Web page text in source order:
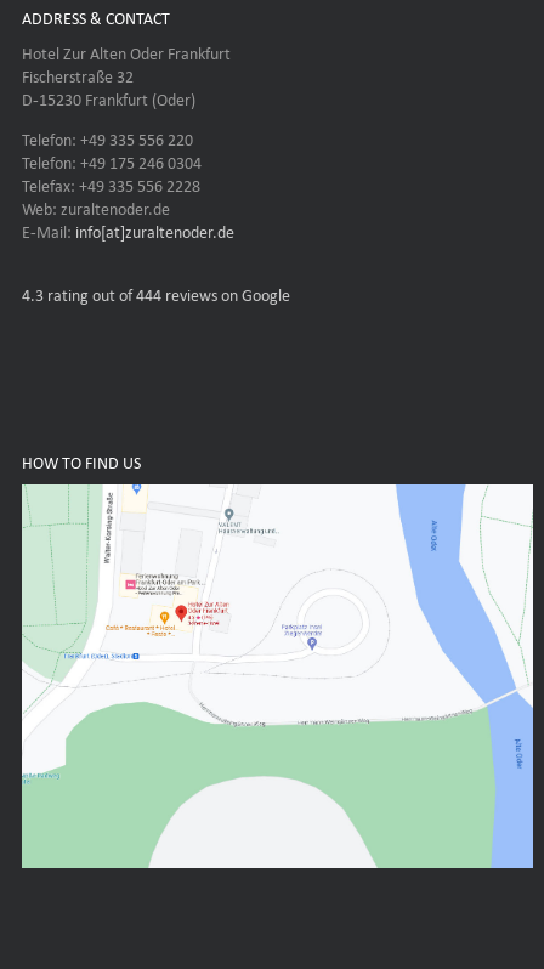
ADDRESS & CONTACT
Hotel Zur Alten Oder Frankfurt
Fischerstraße 32
D-15230 Frankfurt (Oder)
Telefon: +49 335 556 220
Telefon: +49 175 246 0304
Telefax: +49 335 556 2228
Web: zuraltenoder.de
E-Mail: info[at]zuraltenoder.de
4.3 rating out of 444 reviews on Google
HOW TO FIND US